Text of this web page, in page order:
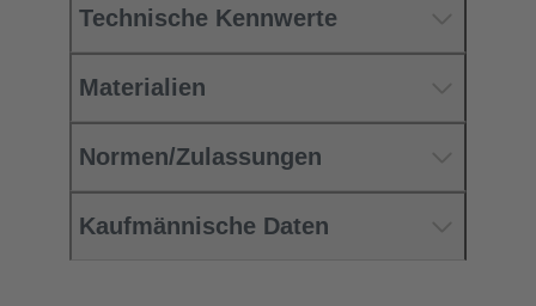
Technische Kennwerte
Materialien
Normen/Zulassungen
Kaufmännische Daten